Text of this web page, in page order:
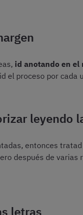
id anotando en el
el proceso por cada
leyendo
entonces tratad
después de
letras